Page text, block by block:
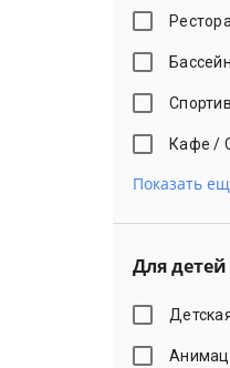
Бассейн
Кафе /
Показать
Для детей